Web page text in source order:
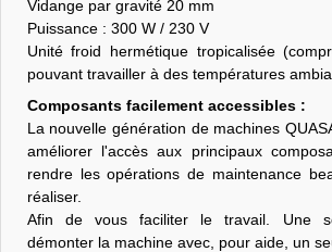
Vidange par gravité 20 mm
Puissance : 300 W / 230 V
Unité froid hermétique tropicalisée
pouvant travailler à des températures
Composants facilement accessibles :
La nouvelle génération de machines
améliorer l'accès aux principaux
rendre les opérations de maintenance
réaliser.
Afin de vous faciliter le travail. Une
démonter la machine avec, pour aide, un